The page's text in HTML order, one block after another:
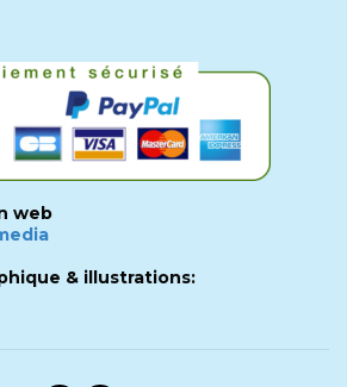
web
& illustrations: